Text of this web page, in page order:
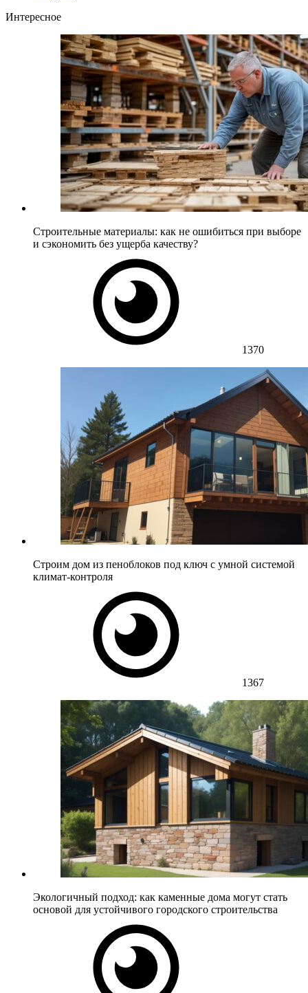
Интересное
Строительные материалы: как не ошибиться при выборе
и сэкономить без ущерба качеству?
1370
Строим дом из пеноблоков под ключ с умной системой
климат-контроля
1367
Экологичный подход: как каменные дома могут стать
основой для устойчивого городского строительства